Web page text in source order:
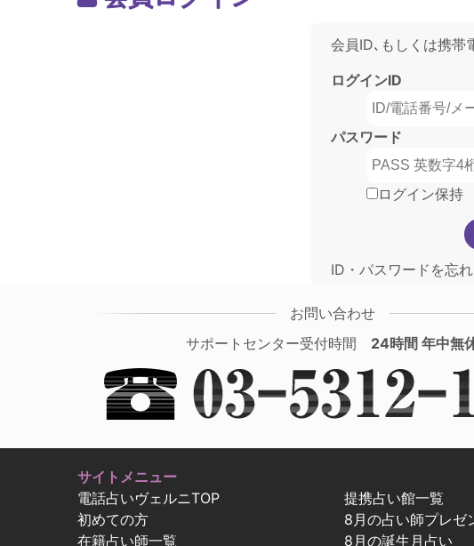
会員ID､もしくは携帯
ログインID
パスワード
ログイン保持
ID・パスワードを忘
お問い合わせ
サポートセンター受付時間 24時間 年中無
サイトメニュー
電話占いヴェルニTOP
初めての方
在籍占い師一覧
提携占い館一覧
8月の占い師プレゼ
8月の誕生月占い